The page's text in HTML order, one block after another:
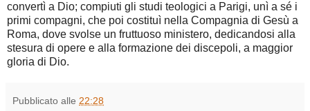
convertì a Dio; compiuti gli studi teologici a Parigi, unì a sé i
primi compagni, che poi costituì nella Compagnia di Gesù a
Roma, dove svolse un fruttuoso ministero, dedicandosi alla
stesura di opere e alla formazione dei discepoli, a maggior
gloria di Dio.
Pubblicato alle 22:28